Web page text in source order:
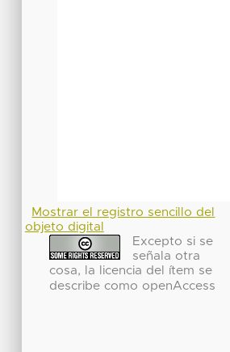
Mostrar el registro sencillo del
objeto digital
Excepto si se
señala otra
cosa, la licencia del ítem se
describe como openAccess